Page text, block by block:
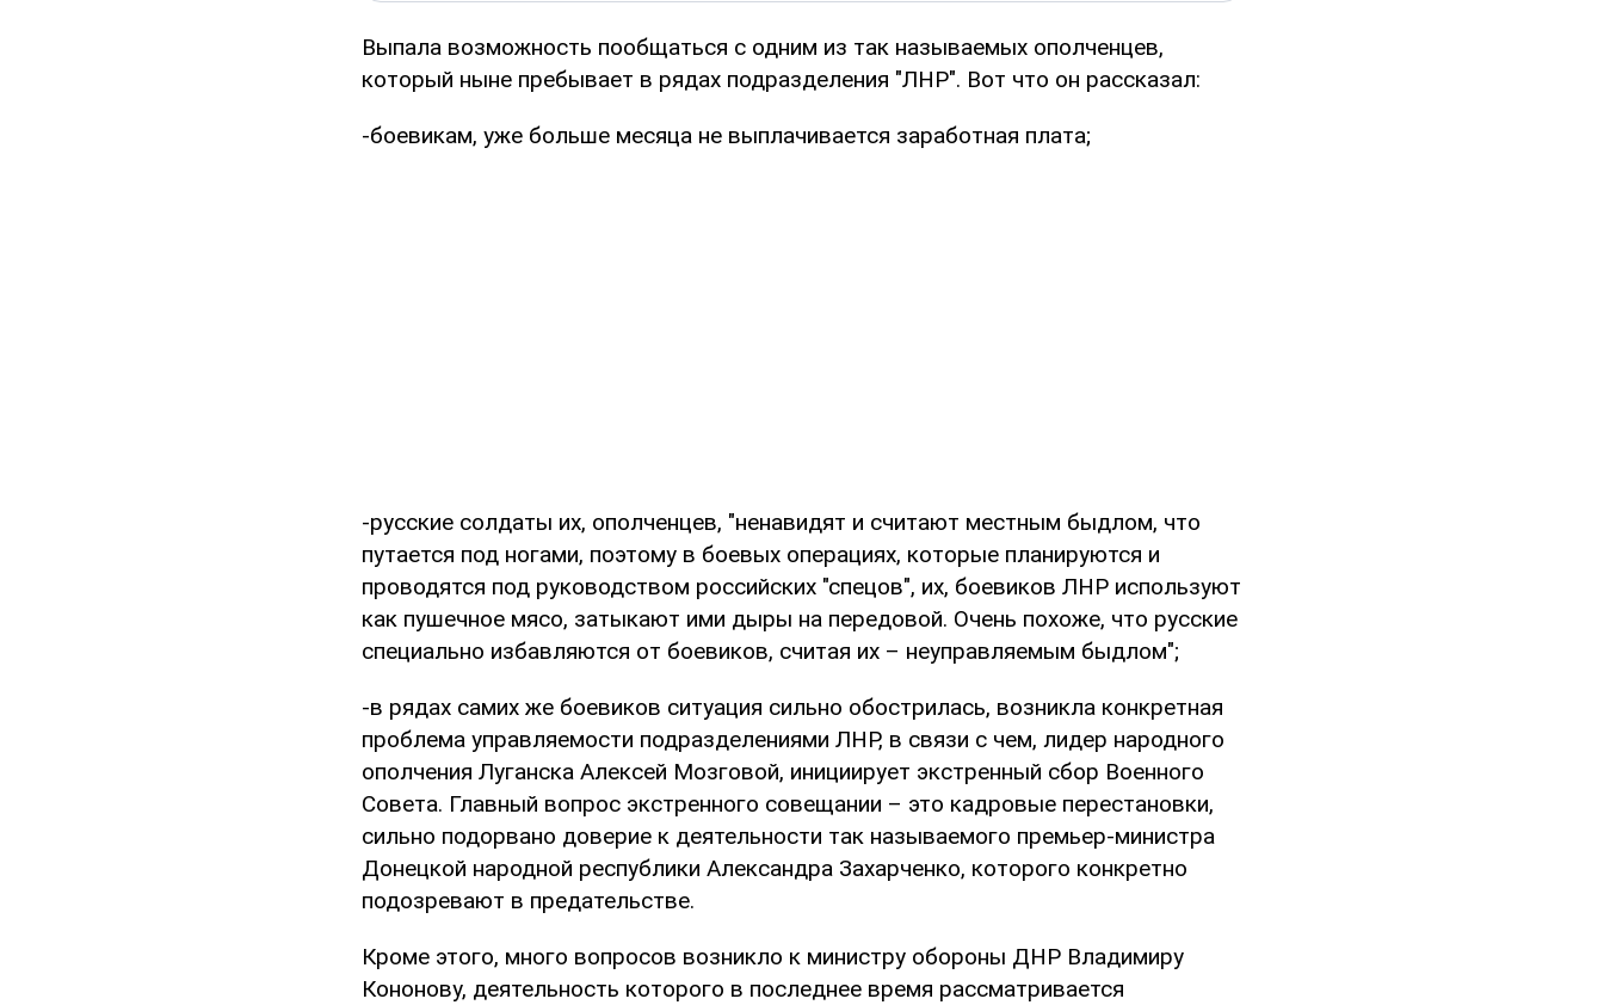
Выпала возможность пообщаться с одним из так называемых ополченцев,
который ныне пребывает в рядах подразделения "ЛНР". Вот что он рассказал:
-боевикам, уже больше месяца не выплачивается заработная плата;
-русские солдаты их, ополченцев, "ненавидят и считают местным быдлом, что
путается под ногами, поэтому в боевых операциях, которые планируются и
проводятся под руководством российских "спецов", их, боевиков ЛНР используют
как пушечное мясо, затыкают ими дыры на передовой. Очень похоже, что русские
специально избавляются от боевиков, считая их – неуправляемым быдлом";
-в рядах самих же боевиков ситуация сильно обострилась, возникла конкретная
проблема управляемости подразделениями ЛНР, в связи с чем, лидер народного
ополчения Луганска Алексей Мозговой, инициирует экстренный сбор Военного
Совета. Главный вопрос экстренного совещании – это кадровые перестановки,
сильно подорвано доверие к деятельности так называемого премьер-министра
Донецкой народной республики Александра Захарченко, которого конкретно
подозревают в предательстве.
Кроме этого, много вопросов возникло к министру обороны ДНР Владимиру
Кононову, деятельность которого в последнее время рассматривается